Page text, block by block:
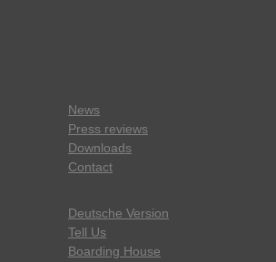
News
Press reviews
Downloads
Contact
Deutsche Version
Tell Us
Boarding House